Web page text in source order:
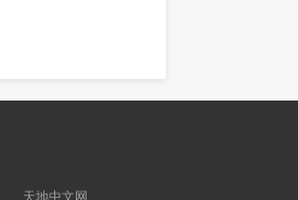
天地中文网